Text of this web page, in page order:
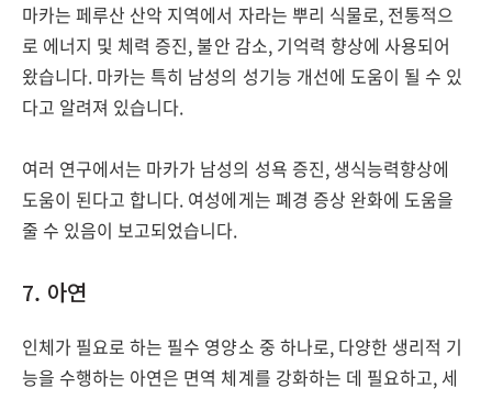
마카는 페루산 산악 지역에서 자라는 뿌리 식물로, 전통적으
로 에너지 및 체력 증진, 불안 감소, 기억력 향상에 사용되어
왔습니다. 마카는 특히 남성의 성기능 개선에 도움이 될 수 있
다고 알려져 있습니다.
여러 연구에서는 마카가 남성의 성욕 증진, 생식능력향상에
도움이 된다고 합니다. 여성에게는 폐경 증상 완화에 도움을
줄 수 있음이 보고되었습니다.
7. 아연
인체가 필요로 하는 필수 영양소 중 하나로, 다양한 생리적 기
능을 수행하는 아연은 면역 체계를 강화하는 데 필요하고, 세